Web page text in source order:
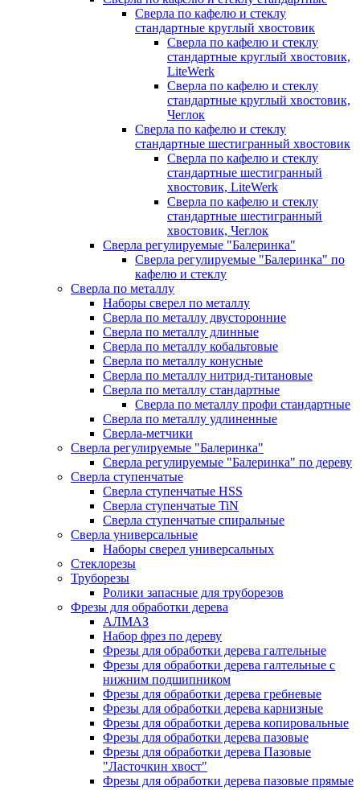
Сверла по кафелю и стеклу
стандартные круглый хвостовик
Сверла по кафелю и стеклу
стандартные круглый хвостовик,
LiteWerk
Сверла по кафелю и стеклу
стандартные круглый хвостовик,
Чеглок
Сверла по кафелю и стеклу
стандартные шестигранный хвостовик
Сверла по кафелю и стеклу
стандартные шестигранный
хвостовик, LiteWerk
Сверла по кафелю и стеклу
стандартные шестигранный
хвостовик, Чеглок
Сверла регулируемые "Балеринка"
Сверла регулируемые "Балеринка" по
кафелю и стеклу
Сверла по металлу
Наборы сверел по металлу
Сверла по металлу двусторонние
Сверла по металлу длинные
Сверла по металлу кобальтовые
Сверла по металлу конусные
Сверла по металлу нитрид-титановые
Сверла по металлу стандартные
Сверла по металлу профи стандартные
Сверла по металлу удлиненные
Сверла-метчики
Сверла регулируемые "Балеринка"
Сверла регулируемые "Балеринка" по дереву
Сверла ступенчатые
Сверла ступенчатые HSS
Сверла ступенчатые TiN
Сверла ступенчатые спиральные
Сверла универсальные
Наборы сверел универсальных
Стеклорезы
Труборезы
Ролики запасные для труборезов
Фрезы для обработки дерева
АЛМАЗ
Набор фрез по дереву
Фрезы для обработки дерева галтельные
Фрезы для обработки дерева галтельные с
нижним подшипником
Фрезы для обработки дерева гребневые
Фрезы для обработки дерева карнизные
Фрезы для обработки дерева копировальные
Фрезы для обработки дерева пазовые
Фрезы для обработки дерева Пазовые
"Ласточкин хвост"
Фрезы для обработки дерева пазовые прямые